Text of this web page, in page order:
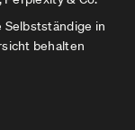
Selbstständige in
behalten